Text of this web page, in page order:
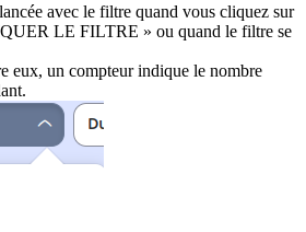
avec le filtre quand vous cliquez sur
LE FILTRE » ou quand le filtre se
eux, un compteur indique le nombre